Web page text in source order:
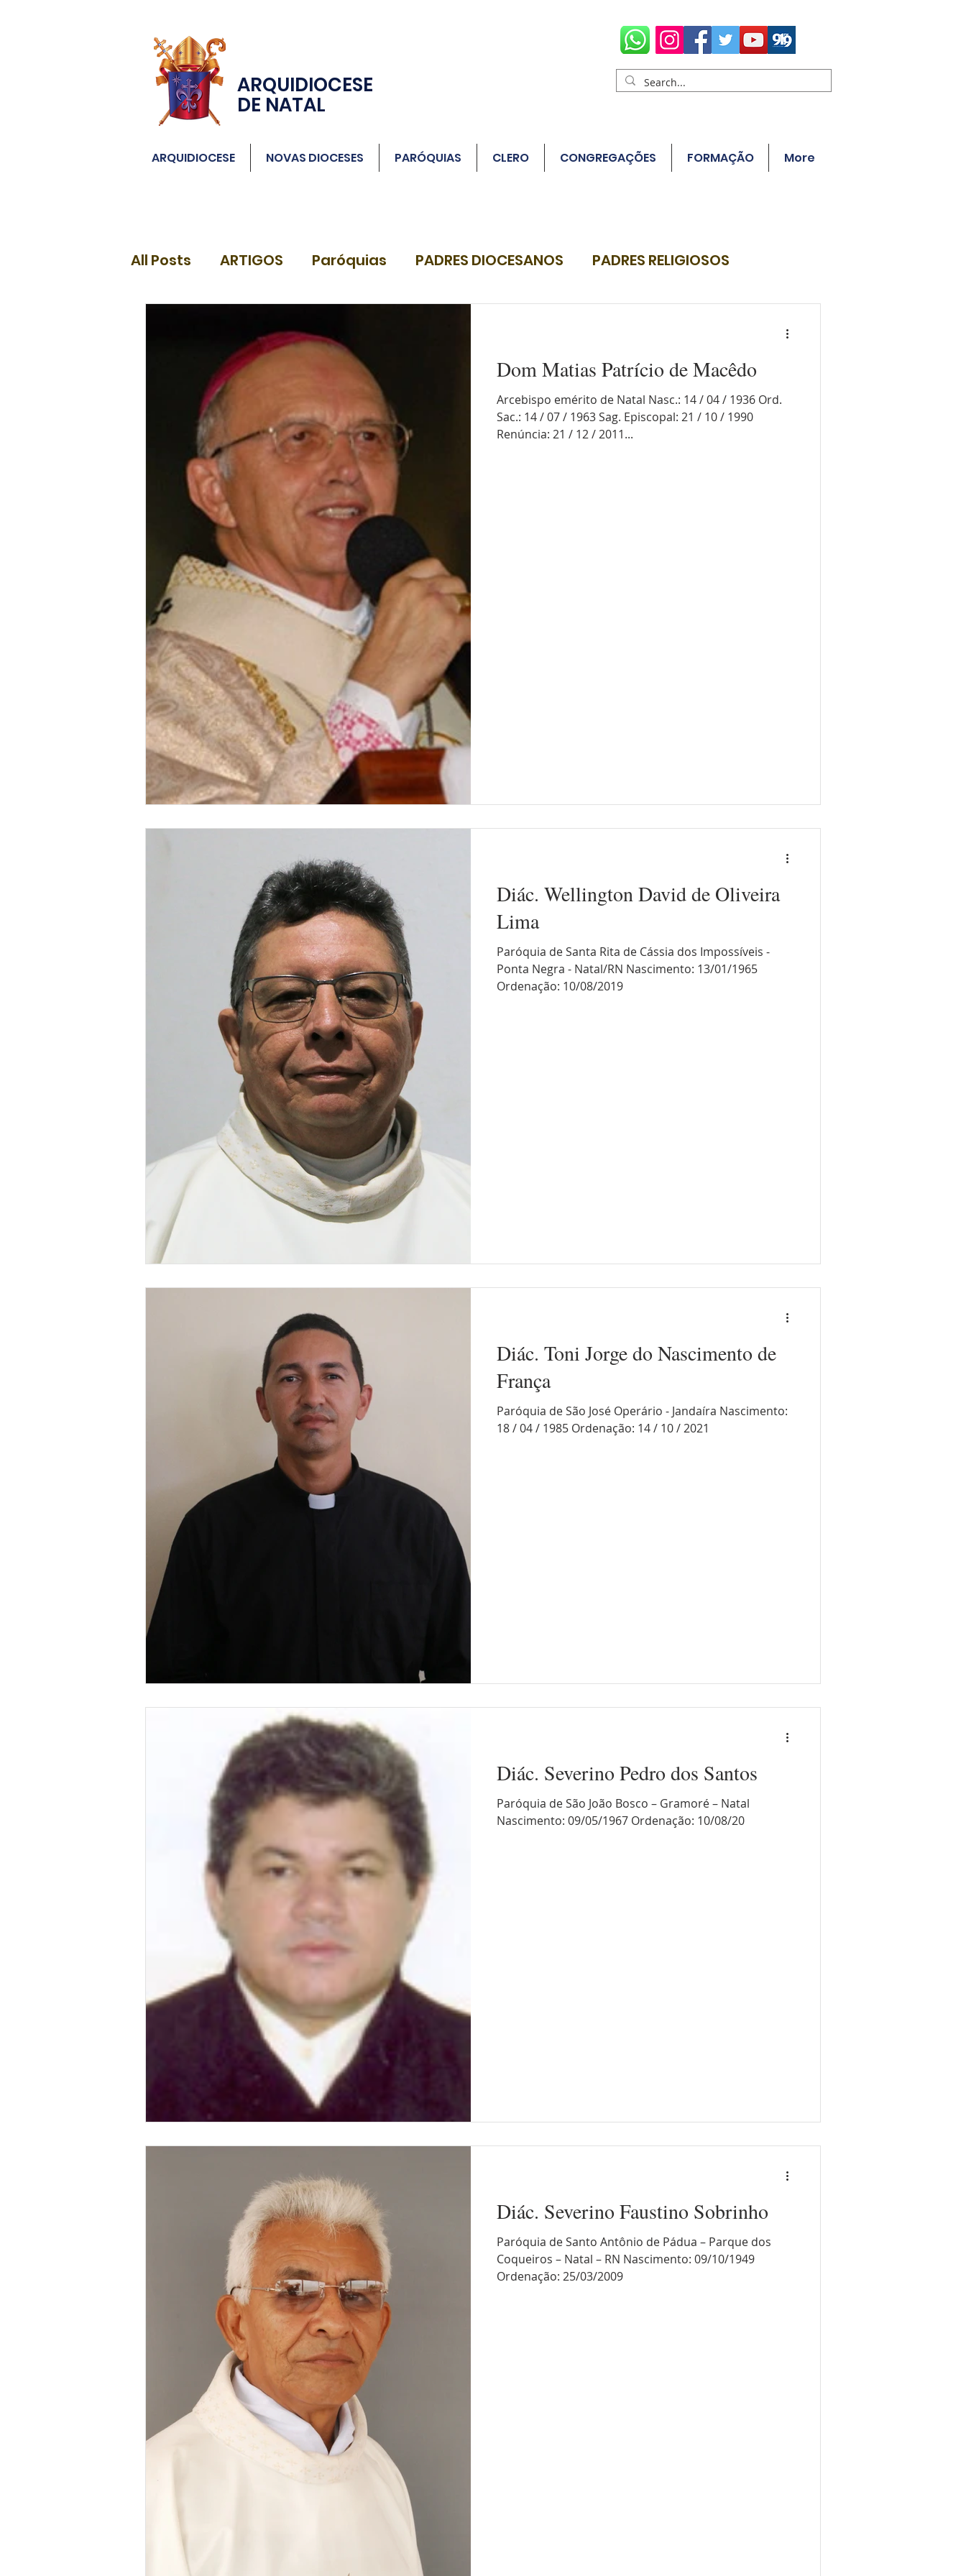
ARQUIDIOCESE
DE NATAL
ARQUIDIOCESE NOVAS DIOCESES PARÓQUIAS CLERO CONGREGAÇÕES FORMAÇÃO More
All Posts ARTIGOS Paróquias PADRES DIOCESANOS PADRES RELIGIOSOS
Dom Matias Patrício de Macêdo
Arcebispo emérito de Natal Nasc.: 14 / 04 / 1936 Ord.
Sac.: 14 / 07 / 1963 Sag. Episcopal: 21 / 10 / 1990
Renúncia: 21 / 12 / 2011...
Diác. Wellington David de Oliveira
Lima
Paróquia de Santa Rita de Cássia dos Impossíveis -
Ponta Negra - Natal/RN Nascimento: 13/01/1965
Ordenação: 10/08/2019
Diác. Toni Jorge do Nascimento de
França
Paróquia de São José Operário - Jandaíra Nascimento:
18 / 04 / 1985 Ordenação: 14 / 10 / 2021
Diác. Severino Pedro dos Santos
Paróquia de São João Bosco – Gramoré – Natal
Nascimento: 09/05/1967 Ordenação: 10/08/20
Diác. Severino Faustino Sobrinho
Paróquia de Santo Antônio de Pádua – Parque dos
Coqueiros – Natal – RN Nascimento: 09/10/1949
Ordenação: 25/03/2009